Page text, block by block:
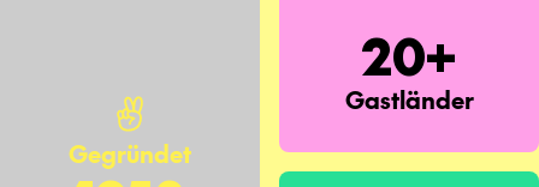
Gegründet
20+
Gastländer